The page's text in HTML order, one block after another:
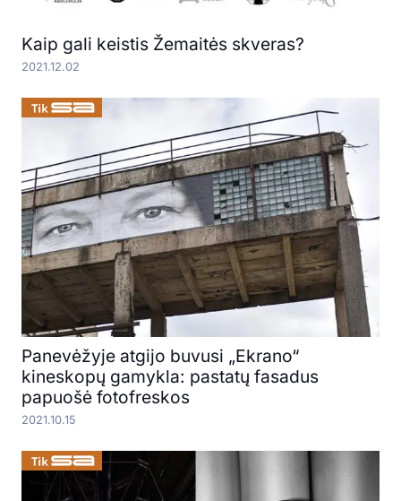
Kaip gali keistis Žemaitės skveras?
2021.12.02
Panevėžyje atgijo buvusi „Ekrano“
kineskopų gamykla: pastatų fasadus
papuošė fotofreskos
2021.10.15